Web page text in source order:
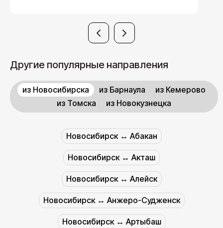
Другие популярные направления
из Новосибирска из Барнаула
из Кемерово
из Томска
из Новокузнецка
Новосибирск ↔︎ Абакан
Новосибирск ↔︎ Акташ
Новосибирск ↔︎ Алейск
Новосибирск ↔︎ Анжеро-Судженск
Новосибирск ↔︎ Артыбаш